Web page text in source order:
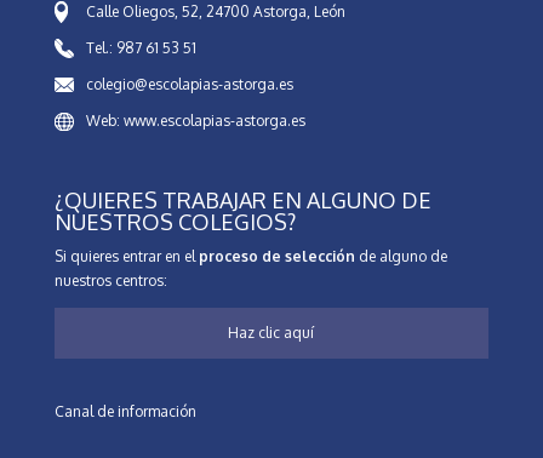
Calle Oliegos, 52, 24700 Astorga, León
Tel.: 987 61 53 51
colegio@escolapias-astorga.es
Web: www.escolapias-astorga.es
¿QUIERES TRABAJAR EN ALGUNO DE
NUESTROS COLEGIOS?
Si quieres entrar en el proceso de selección de alguno de
nuestros centros:
Haz clic aquí
Canal de información